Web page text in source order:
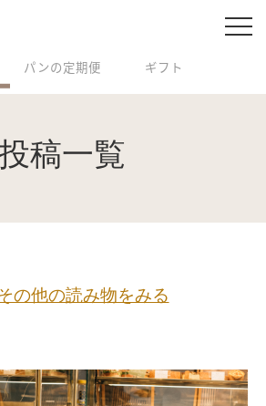
パンの定期便 ギフト
稿一覧
の他の読み物をみる